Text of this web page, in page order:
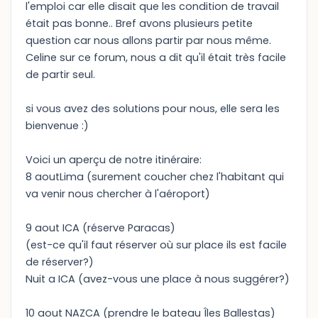
l'emploi car elle disait que les condition de travail
était pas bonne.. Bref avons plusieurs petite
question car nous allons partir par nous même.
Celine sur ce forum, nous a dit qu'il était très facile
de partir seul.
si vous avez des solutions pour nous, elle sera les
bienvenue :)
Voici un aperçu de notre itinéraire:
8 aoutLima (surement coucher chez l'habitant qui
va venir nous chercher à l'aéroport)
9 aout ICA (réserve Paracas)
(est-ce qu'il faut réserver où sur place ils est facile
de réserver?)
Nuit a ICA (avez-vous une place à nous suggérer?)
10 aout NAZCA (prendre le bateau Îles Ballestas)